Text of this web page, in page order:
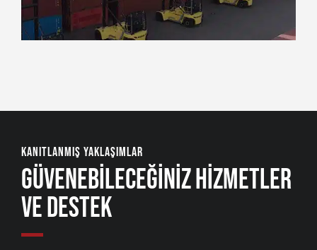
KANITLANMIŞ YAKLAŞIMLAR
GÜVENEBİLECEĞİNİZ HİZMETLER
VE DESTEK